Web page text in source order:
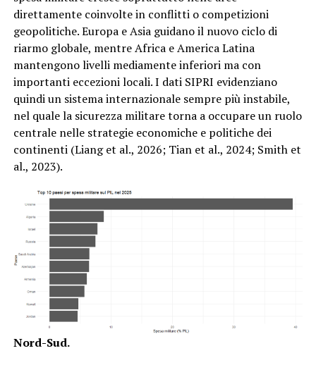
direttamente coinvolte in conflitti o competizioni
geopolitiche. Europa e Asia guidano il nuovo ciclo di
riarmo globale, mentre Africa e America Latina
mantengono livelli mediamente inferiori ma con
importanti eccezioni locali. I dati SIPRI evidenziano
quindi un sistema internazionale sempre più instabile,
nel quale la sicurezza militare torna a occupare un ruolo
centrale nelle strategie economiche e politiche dei
continenti (Liang et al., 2026; Tian et al., 2024; Smith et
al., 2023).
Nord-Sud.